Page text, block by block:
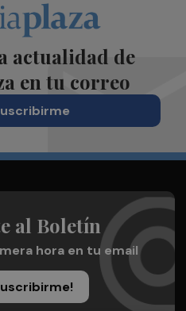
actualidad de
en tu correo
al Boletín
hora en tu email